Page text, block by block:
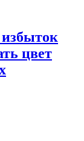
цвет